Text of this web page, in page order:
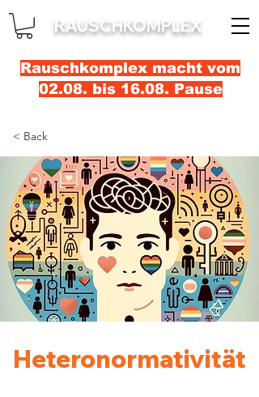
RAUSCHKOMPLEX
Rauschkomplex macht vom
02.08. bis 16.08. Pause
< Back
Heteronormativität